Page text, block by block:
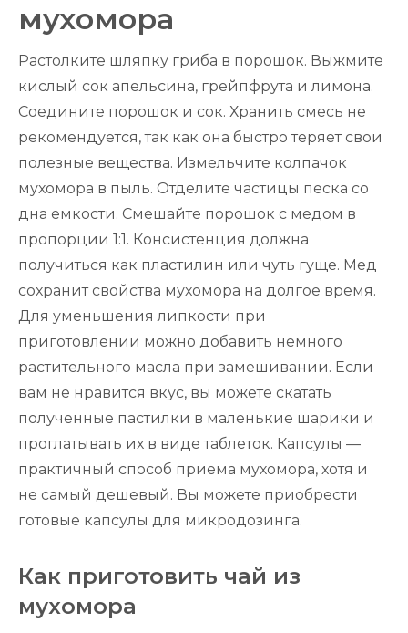
мухомора
Растолките шляпку гриба в порошок. Выжмите
кислый сок апельсина, грейпфрута и лимона.
Соедините порошок и сок. Хранить смесь не
рекомендуется, так как она быстро теряет свои
полезные вещества. Измельчите колпачок
мухомора в пыль. Отделите частицы песка со
дна емкости. Смешайте порошок с медом в
пропорции 1:1. Консистенция должна
получиться как пластилин или чуть гуще. Мед
сохранит свойства мухомора на долгое время.
Для уменьшения липкости при
приготовлении можно добавить немного
растительного масла при замешивании. Если
вам не нравится вкус, вы можете скатать
полученные пастилки в маленькие шарики и
проглатывать их в виде таблеток. Капсулы —
практичный способ приема мухомора, хотя и
не самый дешевый. Вы можете приобрести
готовые капсулы для микродозинга.
Как приготовить чай из
мухомора